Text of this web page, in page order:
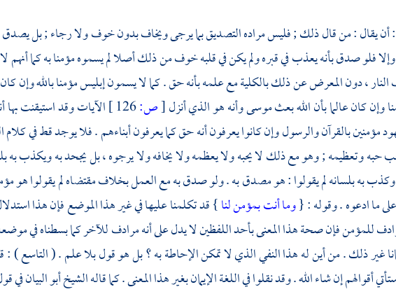
أن يقال : من قال ذلك ; فليس مراده التصديق بما يرجى ويخاف بدون خوف ولا رجاء ; بل يصدق
فلو صدق بأنه يعذب في قبره ولم يكن في قلبه خوف من ذلك أصلا لم يسموه مؤمنا به كما أنهم
النار ، دون المعرض عن ذلك بالكلية مع علمه بأنه حق . كما لا يسمون إبليس مؤمنا بالله وإن
وإن كان عالما بأن الله بعثموسىوأنه هو الذي أنزل[ص:
الآيات وقد استيقنت
مؤمنين بالقرآن والرسول وإن كانوا يعرفون أنه حق كما يعرفون أبناءهم . فلا يوجد قط في كلام
حبه وتعظيمه ; وهو مع ذلك لا يحبه ولا يعظمه ولا يخافه ولا يرجوه ، بل يجحد به ويكذب به
وكذب به بلسانه لم يقولوا : هو مصدق به . ولو صدق به مع العمل بخلاف مقتضاه لم يقولوا هو
ما ادعوه . وقوله : {وما أنت بمؤمن لنا} قد تكلمنا عليها في غير هذا الموضع فإن هذا
للمؤمن فإن صحة هذا المعنى بأحد اللفظين لا يدل على أنه مرادف للآخر كما بسطناه في
غير ذلك . من أين له هذا النفي الذي لا تمكن الإحاطة به ؟ بل هو قول بلا علم . ( التاسع
أقوالهم إن شاء الله . وقد نقلوا في اللغة الإيمان بغير هذا المعنى . كما قالهالشيخ أبو البيانفي